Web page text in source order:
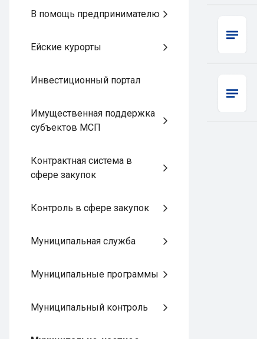
В помощь предпринимателю
Ейские курорты
Инвестиционный портал
Имущественная поддержка
субъектов МСП
Контрактная система в
сфере закупок
Контроль в сфере закупок
Муниципальная служба
Муниципальные программы
Муниципальный контроль